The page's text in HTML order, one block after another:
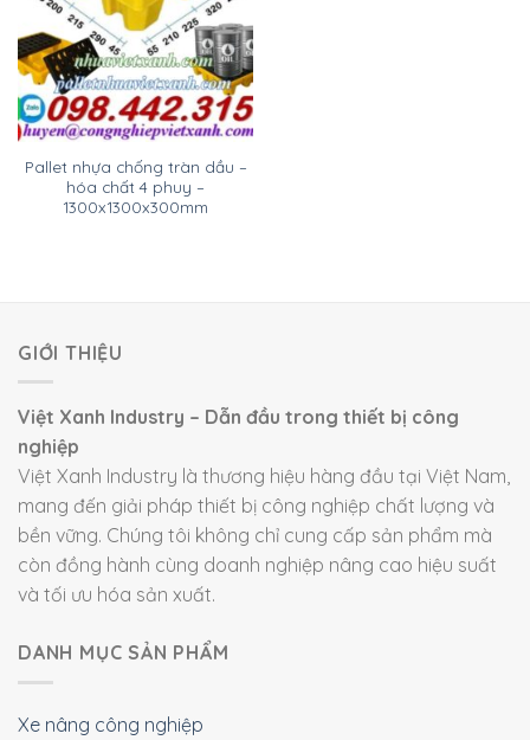
Pallet nhựa chống tràn dầu –
hóa chất 4 phuy –
1300x1300x300mm
GIỚI THIỆU
Việt Xanh Industry – Dẫn đầu trong thiết bị công
nghiệp
Việt Xanh Industry là thương hiệu hàng đầu tại Việt Nam,
mang đến giải pháp thiết bị công nghiệp chất lượng và
bền vững. Chúng tôi không chỉ cung cấp sản phẩm mà
còn đồng hành cùng doanh nghiệp nâng cao hiệu suất
và tối ưu hóa sản xuất.
DANH MỤC SẢN PHẨM
Xe nâng công nghiệp